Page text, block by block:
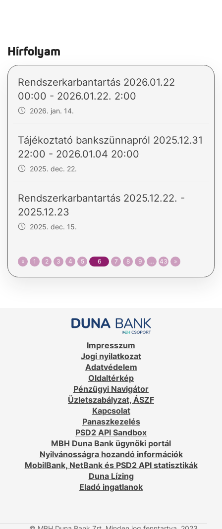
Hírfolyam
Rendszerkarbantartás 2026.01.22
00:00 - 2026.01.22. 2:00
2026. jan. 14.
Tájékoztató bankszünnapról 2025.12.31
22:00 - 2026.01.04 20:00
2025. dec. 22.
Rendszerkarbantartás 2025.12.22. -
2025.12.23
2025. dec. 15.
« 1 2 3 4 5 6 7 8 9 … 43 »
Impresszum
Jogi nyilatkozat
Adatvédelem
Oldaltérkép
Pénzügyi Navigátor
Üzletszabályzat, ÁSZF
Kapcsolat
Panaszkezelés
PSD2 API Sandbox
MBH Duna Bank ügynöki portál
Nyilvánosságra hozandó információk
MobilBank, NetBank és PSD2 API statisztikák
Duna Lízing
Eladó ingatlanok